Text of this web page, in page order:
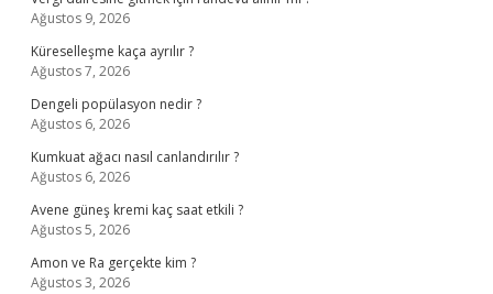
Ağustos 9, 2026
Küreselleşme kaça ayrılır ?
Ağustos 7, 2026
Dengeli popülasyon nedir ?
Ağustos 6, 2026
Kumkuat ağacı nasıl canlandırılır ?
Ağustos 6, 2026
Avene güneş kremi kaç saat etkili ?
Ağustos 5, 2026
Amon ve Ra gerçekte kim ?
Ağustos 3, 2026